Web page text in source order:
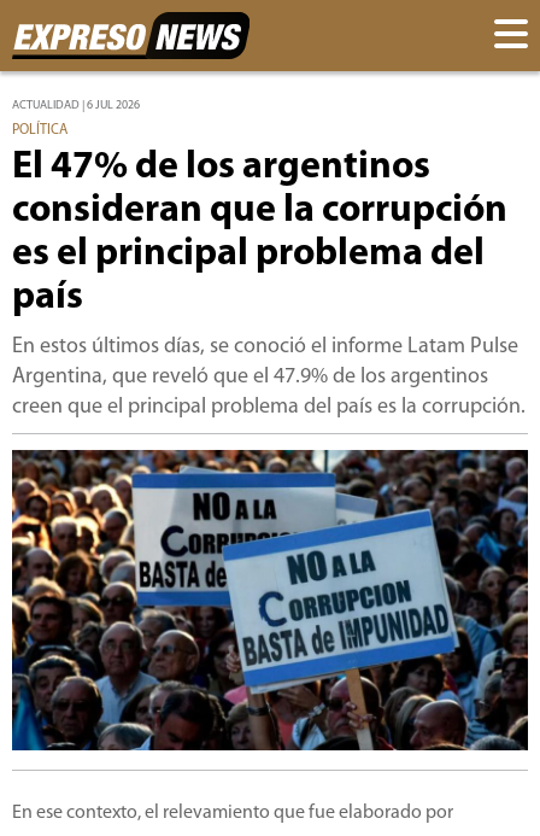
ACTUALIDAD | 6 JUL 2026
POLÍTICA
El 47% de los argentinos
consideran que la corrupción
es el principal problema del
país
En estos últimos días, se conoció el informe Latam Pulse
Argentina, que reveló que el 47.9% de los argentinos
creen que el principal problema del país es la corrupción.
En ese contexto, el relevamiento que fue elaborado por